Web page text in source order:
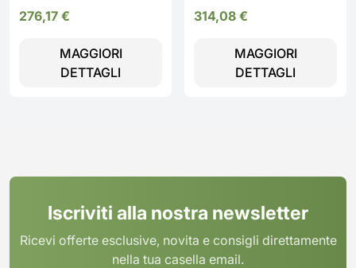
276,17 €
MAGGIORI
DETTAGLI
Android 15 Grigio
314,08 €
MAGGIORI
DETTAGLI
Iscriviti alla nostra newsletter
Ricevi offerte esclusive, novita e consigli direttamente
nella tua casella email.